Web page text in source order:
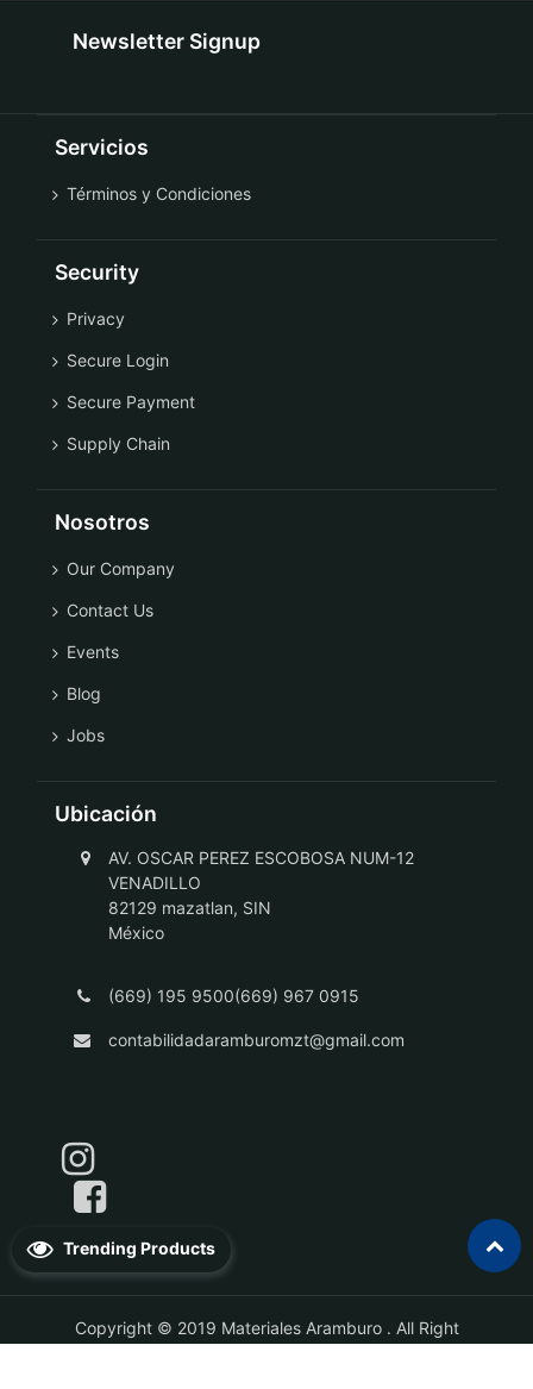
Trending Products
Newsletter Signup
Servicios
Términos y Condiciones
Security
Privacy
Secure Login
Secure Payment
Supply Chain
Nosotros
Our Company
Contact Us
Events
Blog
Jobs
Ubicación
AV. OSCAR PEREZ ESCOBOSA NUM-12
VENADILLO
82129 mazatlan, SIN
México
(669) 195 9500(669) 967 0915
contabilidadaramburomzt@gmail.com
Copyright © 2019 Materiales Aramburo . All Right